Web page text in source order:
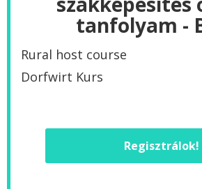
tanfolyam -
Rural host course
Dorfwirt Kurs
Regisztrálok!